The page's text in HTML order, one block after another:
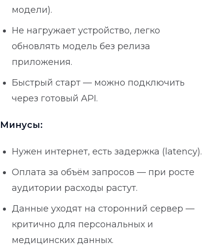
модели).
Не нагружает устройство, легко
обновлять модель без релиза
приложения.
Быстрый старт — можно подключить
через готовый API.
Минусы:
Нужен интернет, есть задержка (latency).
Оплата за объём запросов — при росте
аудитории расходы растут.
Данные уходят на сторонний сервер —
критично для персональных и
медицинских данных.